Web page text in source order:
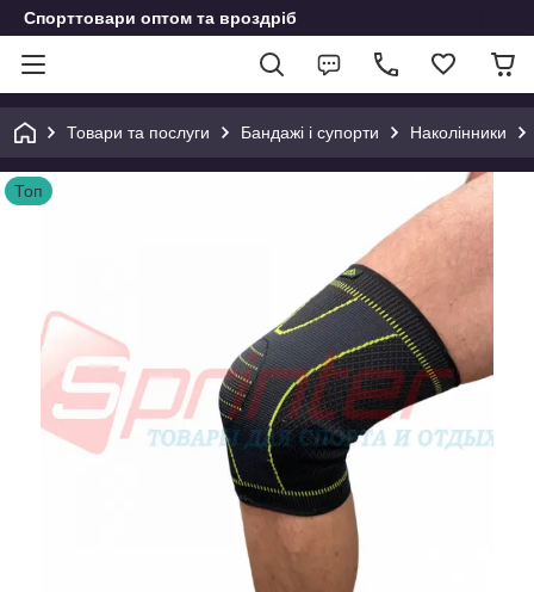
Спорттовари оптом та вроздріб
Товари та послуги Бандажі і супорти Наколінники
Топ